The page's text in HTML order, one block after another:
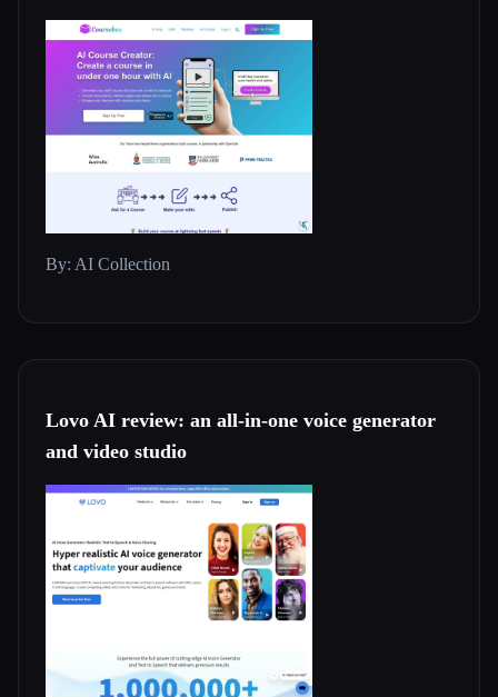
By: AI Collection
Lovo AI review: an all-in-one voice generator
and video studio